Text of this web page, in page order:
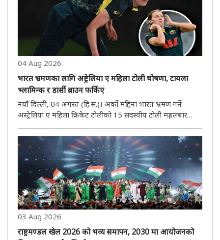
04 Aug 2026
भारत भ्रमणका लागि अष्ट्रेलिया ए महिला टोली घोषणा, टायला
भ्लामिन्क र डार्सी ब्राउन फर्किए
नयाँ दिल्ली, 04 अगस्त (हि.स.)। अर्को महिना भारत भ्रमण गर्ने
अस्ट्रेलिया ए महिला क्रिकेट टोलीको 15 सदस्यीय टोली मङ्गलबार
ब्राउनले टोलीको पेस आक्रमणको नेतृत्व गर्नेछन्। यो भ्रमण तीन
हप्तास..
03 Aug 2026
राष्ट्रमण्डल खेल 2026 को भव्य समापन, 2030 मा आयोजनको